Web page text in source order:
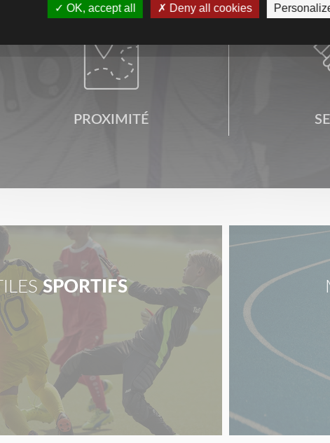

PROXIMITÉ
SPORTIFS
OK, accept all Deny all cookies